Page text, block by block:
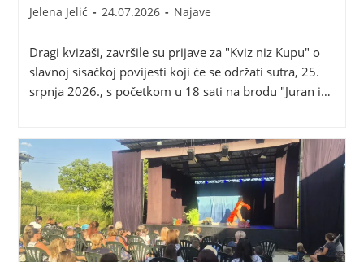
Jelena Jelić 24.07.2026 Najave
Dragi kvizaši, završile su prijave za "Kviz niz Kupu" o
slavnoj sisačkoj povijesti koji će se održati sutra, 25.
srpnja 2026., s početkom u 18 sati na brodu "Juran i…